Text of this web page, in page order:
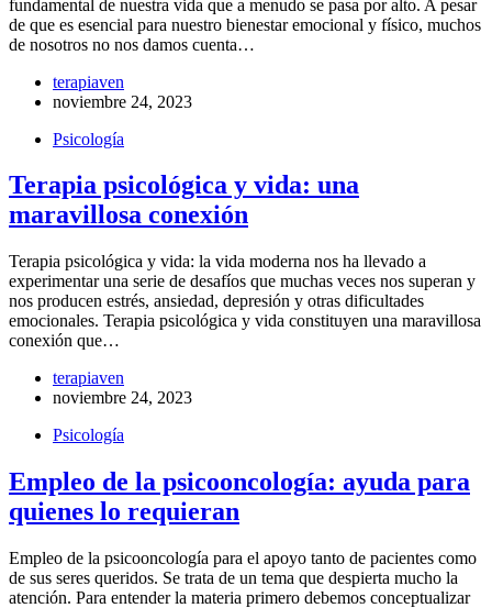
fundamental de nuestra vida que a menudo se pasa por alto. A pesar
de que es esencial para nuestro bienestar emocional y físico, muchos
de nosotros no nos damos cuenta…
terapiaven
noviembre 24, 2023
Psicología
Terapia psicológica y vida: una
maravillosa conexión
Terapia psicológica y vida: la vida moderna nos ha llevado a
experimentar una serie de desafíos que muchas veces nos superan y
nos producen estrés, ansiedad, depresión y otras dificultades
emocionales. Terapia psicológica y vida constituyen una maravillosa
conexión que…
terapiaven
noviembre 24, 2023
Psicología
Empleo de la psicooncología: ayuda para
quienes lo requieran
Empleo de la psicooncología para el apoyo tanto de pacientes como
de sus seres queridos. Se trata de un tema que despierta mucho la
atención. Para entender la materia primero debemos conceptualizar